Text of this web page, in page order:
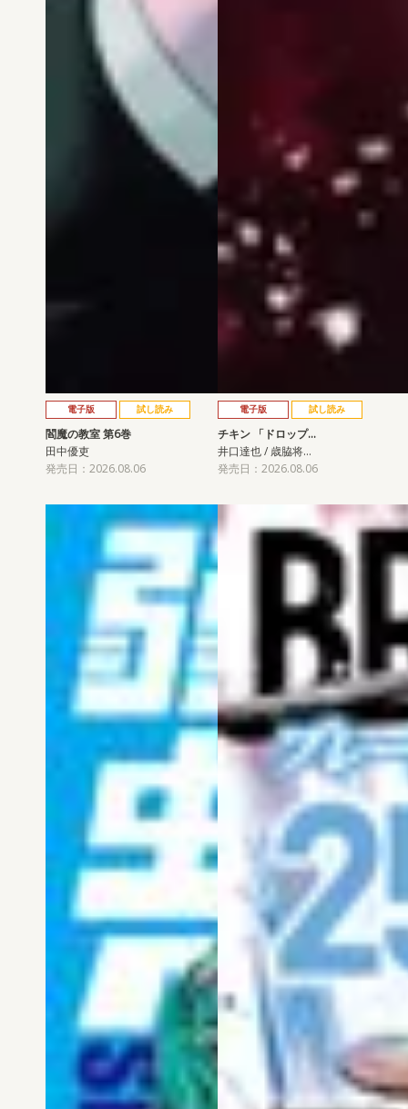
電子版 試し読み
閻魔の教室 第6巻
田中優吏
発売日：2026.08.06
電子版 試し読み
チキン 「ドロップ…
井口達也 / 歳脇将…
発売日：2026.08.06